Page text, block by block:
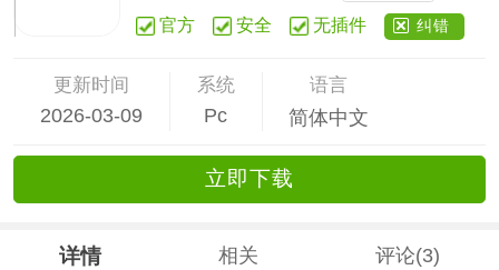
官方 安全 无插件 纠错
更新时间
2026-03-09
系统
Pc
语言
简体中文
立即下载
详情 相关 评论(3)